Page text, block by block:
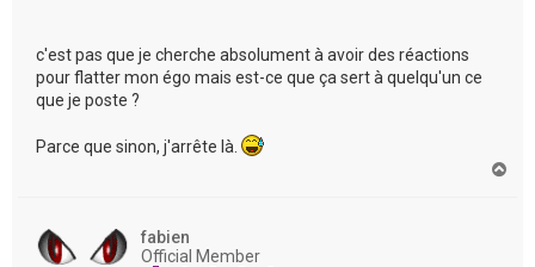
c'est pas que je cherche absolument à avoir des réactions
pour flatter mon égo mais est-ce que ça sert à quelqu'un ce
que je poste ?
Parce que sinon, j'arrête là.
fabien
Official Member